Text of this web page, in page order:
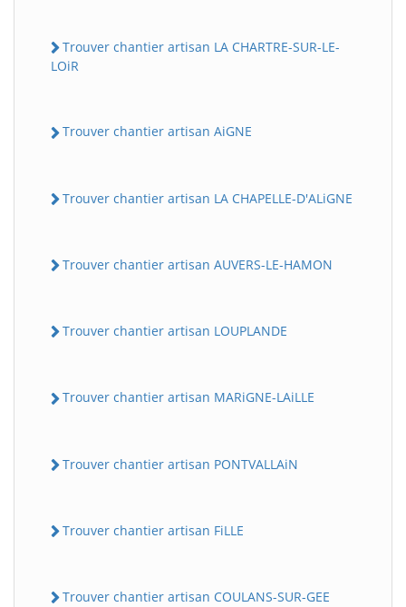
Trouver chantier artisan LA CHARTRE-SUR-LE-
LOiR
Trouver chantier artisan AiGNE
Trouver chantier artisan LA CHAPELLE-D'ALiGNE
Trouver chantier artisan AUVERS-LE-HAMON
Trouver chantier artisan LOUPLANDE
Trouver chantier artisan MARiGNE-LAiLLE
Trouver chantier artisan PONTVALLAiN
Trouver chantier artisan FiLLE
Trouver chantier artisan COULANS-SUR-GEE